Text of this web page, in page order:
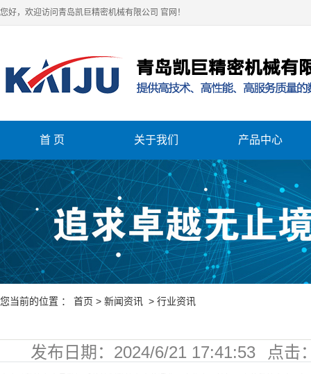
您好，欢迎访问青岛凯巨精密机械有限公司 官网！
首 页 关于我们
关于我们
产品中心
车床
立式加工中心
卧式加工中心
您当前的位置 ： 首页 > 新闻资讯 > 行业资讯
发布日期： 2024/6/21 17:41:53
点击
405